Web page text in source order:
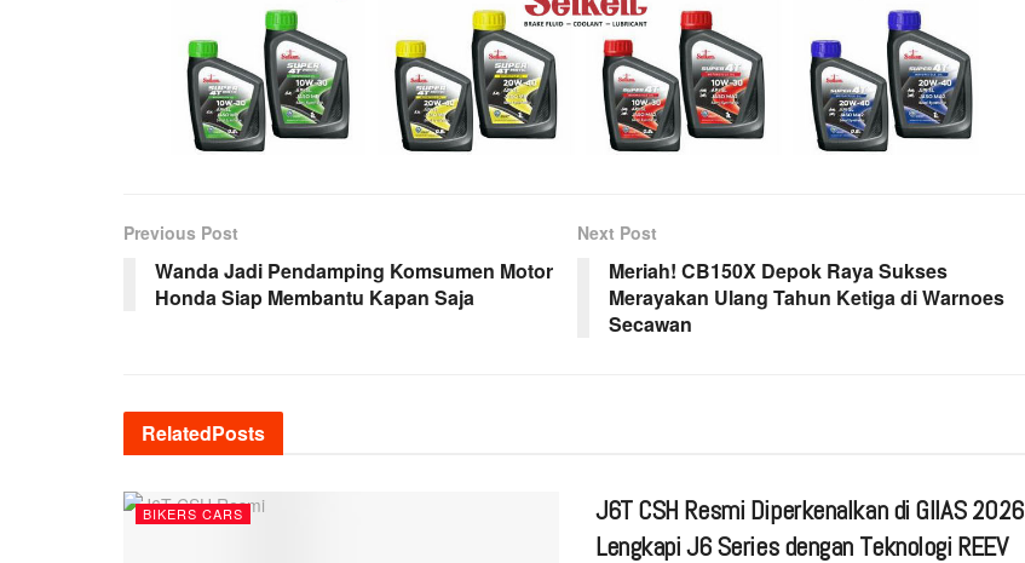
Previous Post
Wanda Jadi Pendamping Komsumen Motor
Honda Siap Membantu Kapan Saja
Next Post
Meriah! CB150X Depok Raya Sukses
Merayakan Ulang Tahun Ketiga di Warnoes
Secawan
RelatedPosts
BIKERS CARS
J6T CSH Resmi Diperkenalkan di GIIAS 2026
Lengkapi J6 Series dengan Teknologi REEV